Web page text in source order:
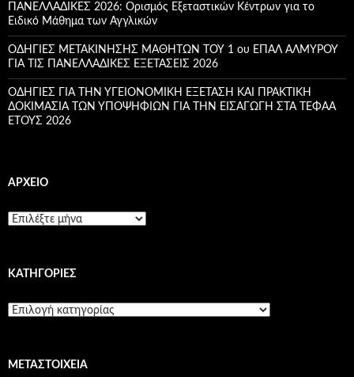
ΠΑΝΕΛΛΑΔΙΚΕΣ 2026: Ορισμός Εξεταστικών Κέντρων για το
Ειδικό Μάθημα των Αγγλικών
ΟΔΗΓΙΕΣ ΜΕΤΑΚΙΝΗΣΗΣ ΜΑΘΗΤΩΝ ΤΟΥ 1 ου ΕΠΑΛ ΑΛΜΥΡΟΥ
ΓΙΑ ΤΙΣ ΠΑΝΕΛΛΑΔΙΚΕΣ ΕΞΕΤΑΣΕΙΣ 2026
ΟΔΗΓΙΕΣ ΓΙΑ ΤΗΝ ΥΓΕΙΟΝΟΜΙΚΗ ΕΞΕΤΑΣΗ ΚΑΙ ΠΡΑΚΤΙΚΗ
ΔΟΚΙΜΑΣΙΑ ΤΩΝ ΥΠΟΨΗΦΙΩΝ ΓΙΑ ΤΗΝ ΕΙΣΑΓΩΓΗ ΣΤΑ ΤΕΦΑΑ
ETOYΣ 2026
ΑΡΧΕΊΟ
Α
ίKΑΤΗΓΟΡΊΕΣ
K
γ
ΜΕΤΑΣΤΟΙΧΕΊΑ